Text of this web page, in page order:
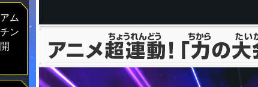
ム
ン